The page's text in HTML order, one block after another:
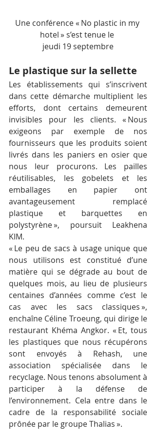
Une conférence « No plastic in my
hotel » s’est tenue le
jeudi 19 septembre
Le plastique sur la sellette
Les établissements qui s’inscrivent
dans cette démarche multiplient les
efforts, dont certains demeurent
invisibles pour les clients. « Nous
exigeons par exemple de nos
fournisseurs que les produits soient
livrés dans les paniers en osier que
nous leur procurons. Les pailles
réutilisables, les gobelets et les
emballages en papier ont
avantageusement remplacé
plastique et barquettes en
polystyrène », poursuit Leakhena
KIM.
« Le peu de sacs à usage unique que
nous utilisons est constitué d’une
matière qui se dégrade au bout de
quelques mois, au lieu de plusieurs
centaines d’années comme c’est le
cas avec les sacs classiques »,
enchaîne Céline Troeung, qui dirige le
restaurant Khéma Angkor. « Et, tous
les plastiques que nous récupérons
sont envoyés à Rehash, une
association spécialisée dans le
recyclage. Nous tenons absolument à
participer à la défense de
l’environnement. Cela entre dans le
cadre de la responsabilité sociale
prônée par le groupe Thalias ».